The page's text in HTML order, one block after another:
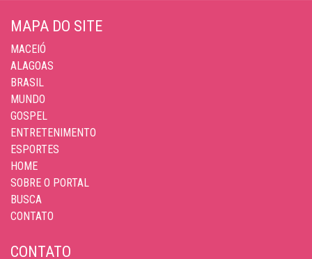
MAPA DO SITE
MACEIÓ
ALAGOAS
BRASIL
MUNDO
GOSPEL
ENTRETENIMENTO
ESPORTES
HOME
SOBRE O PORTAL
BUSCA
CONTATO
CONTATO